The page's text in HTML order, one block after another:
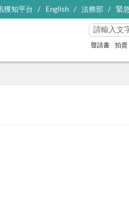
獲知平台 English 法務部 緊
聲請書 拍賣